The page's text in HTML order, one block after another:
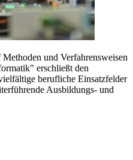
und Verfahrensweisen
erschließt den
berufliche Einsatzfelder
Ausbildungs- und